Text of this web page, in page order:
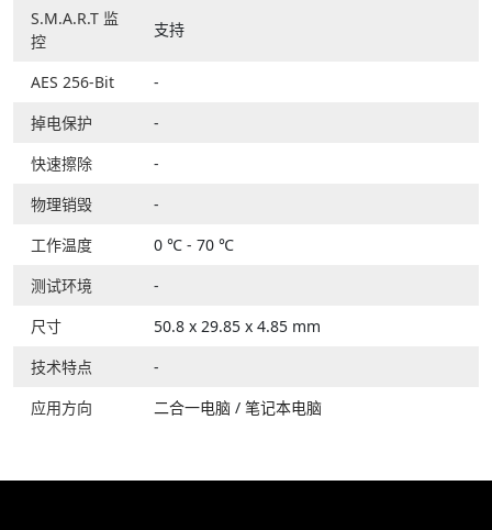
S.M.A.R.T 监
控
支持
AES 256-Bit
-
掉电保护
-
快速擦除
-
物理销毁
-
工作温度
0 ℃ - 70 ℃
测试环境
-
尺寸
50.8 x 29.85 x 4.85 mm
技术特点
-
应用方向
二合一电脑 / 笔记本电脑